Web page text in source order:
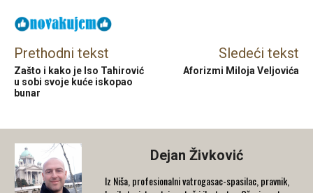
Prethodni tekst
Zašto i kako je Iso Tahirović
u sobi svoje kuće iskopao
bunar
Sledeći tekst
Aforizmi Miloja Veljovića
Dejan Živković
Iz Niša, profesionalni vatrogasac-spasilac, pravnik,